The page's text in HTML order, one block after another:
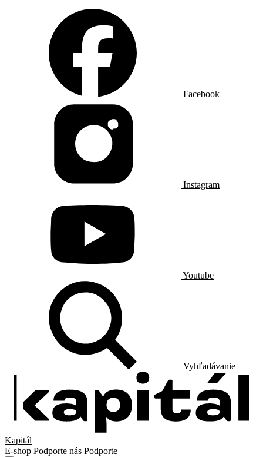
Facebook
Instagram
Youtube
Vyhľadávanie
Kapitál
E-shop Podporte nás Podporte